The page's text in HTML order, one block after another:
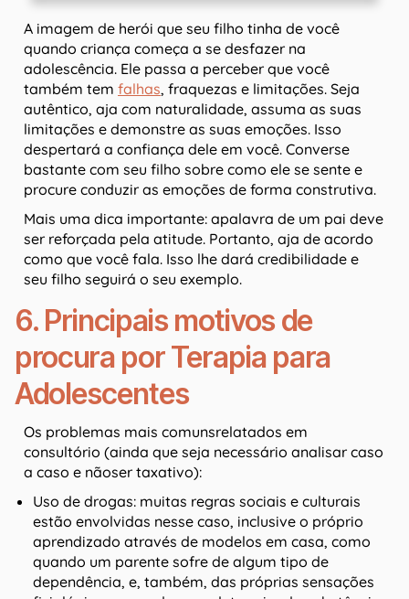
A imagem de herói que seu filho tinha de você
quando criança começa a se desfazer na
adolescência. Ele passa a perceber que você
também tem falhas, fraquezas e limitações. Seja
autêntico, aja com naturalidade, assuma as suas
limitações e demonstre as suas emoções. Isso
despertará a confiança dele em você. Converse
bastante com seu filho sobre como ele se sente e
procure conduzir as emoções de forma construtiva.
Mais uma dica importante: apalavra de um pai deve
ser reforçada pela atitude. Portanto, aja de acordo
como que você fala. Isso lhe dará credibilidade e
seu filho seguirá o seu exemplo.
6. Principais motivos de
procura por Terapia para
Adolescentes
Os problemas mais comunsrelatados em
consultório (ainda que seja necessário analisar caso
a caso e nãoser taxativo):
Uso de drogas: muitas regras sociais e culturais
estão envolvidas nesse caso, inclusive o próprio
aprendizado através de modelos em casa, como
quando um parente sofre de algum tipo de
dependência, e, também, das próprias sensações